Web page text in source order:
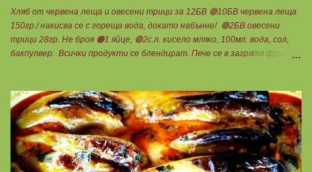
Хляб от червена леща и овесени трици за 12БВ 🟢10БВ червена леща
150гр./ накисва се с гореща вода, докато набънне/ 🟢2БВ овесени
трици 28гр. Не броя 🟠1 яйце, 🟢2с.л. кисело мляко, 100мл. вода, сол,
бакпулвер. Всички продукти се блендират. Пече се в загрятя фурна